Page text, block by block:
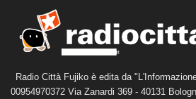
Radio Città Fujiko è edita da
00954970372 Via Zanardi 369 - 40131